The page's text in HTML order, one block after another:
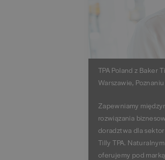
TPA Poland z Baker
Warszawie,
Zapewniamy
rozwiązania
doradztwa dla
Tilly TPA.
oferujemy pod